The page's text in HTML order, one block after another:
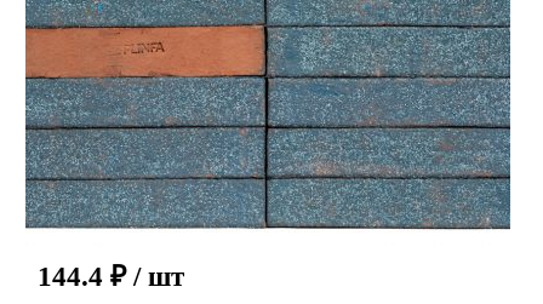
144.4 ₽ / шт